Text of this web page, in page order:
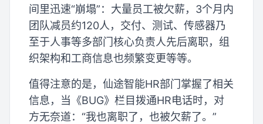
间里迅速“崩塌”：大量员工被欠薪，3个月内
团队减员约120人，交付、测试、传感器乃
至于人事等多部门核心负责人先后离职，组
织架构和工商信息也频繁变更等等。
值得注意的是，仙途智能HR部门掌握了相关
信息，当《BUG》栏目拨通HR电话时，对
方无奈道：“我也离职了，也被欠薪了。”